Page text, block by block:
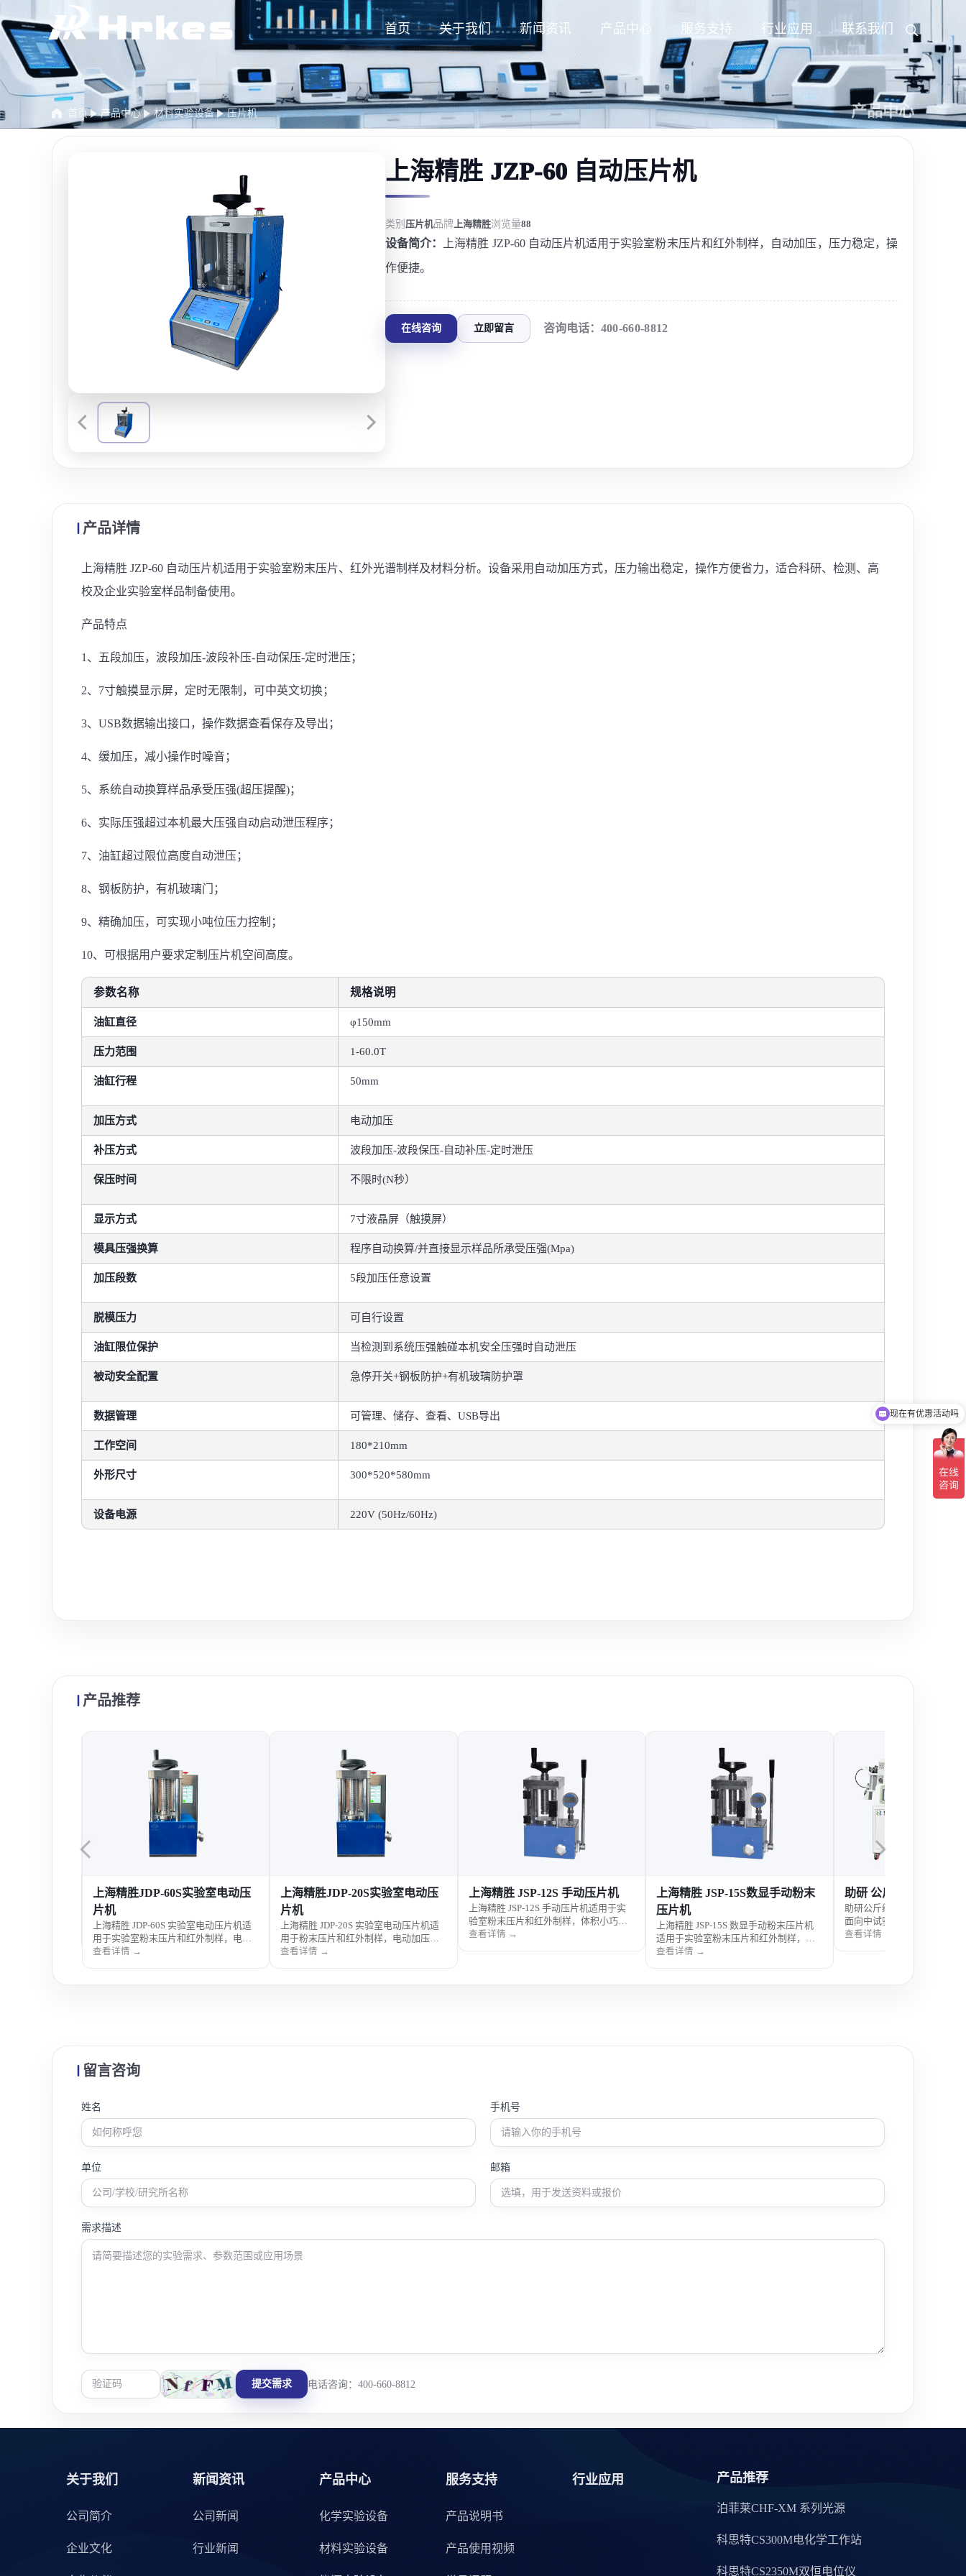
首页 关于我们 新闻资讯 产品中心 服务支持 行业应用 联系我们
首页 产品中心 材料实验设备 压片机 产品中心
上海精胜 JZP-60 自动压片机
类别 压片机品牌上海精胜浏览量88
设备简介：
上海精胜 JZP-60 自动压片机适用于实验室粉末压片和红外制样，自动加压，压力稳定，操
作便捷。
在线咨询 立即留言 咨询电话： 400-660-8812
产品详情
上海精胜 JZP-60 自动压片机适用于实验室粉末压片、红外光谱制样及材料分析。设备采用自动加压方式，压力输出稳定，操作方便省力，适合科研、检测、高
校及企业实验室样品制备使用。
产品特点
1、五段加压，波段加压-波段补压-自动保压-定时泄压；
2、7寸触摸显示屏，定时无限制，可中英文切换；
3、USB数据输出接口，操作数据查看保存及导出；
4、缓加压，减小操作时噪音；
5、系统自动换算样品承受压强(超压提醒)；
6、实际压强超过本机最大压强自动启动泄压程序；
7、油缸超过限位高度自动泄压；
8、钢板防护，有机玻璃门；
9、精确加压，可实现小吨位压力控制；
10、可根据用户要求定制压片机空间高度。
参数名称 规格说明
油缸直径 φ150mm
压力范围 1-60.0T
油缸行程 50mm
加压方式 电动加压
补压方式 波段加压-波段保压-自动补压-定时泄压
保压时间 不限时(N秒）
显示方式 7寸液晶屏（触摸屏）
模具压强换算 程序自动换算/并直接显示样品所承受压强(Mpa)
加压段数 5段加压任意设置
脱模压力 可自行设置
油缸限位保护 当检测到系统压强触碰本机安全压强时自动泄压
被动安全配置 急停开关+钢板防护+有机玻璃防护罩
数据管理 可管理、储存、查看、USB导出
工作空间 180*210mm
外形尺寸 300*520*580mm
设备电源 220V (50Hz/60Hz)
产品推荐
上海精胜JDP-60S实验室电动压
片机
上海精胜 JDP-60S 实验室电动压片机适
用于实验室粉末压片和红外制样，电动
加压稳定省力，适合样品制备。
查看详情 →
上海精胜JDP-20S实验室电动压
片机
上海精胜 JDP-20S 实验室电动压片机适
用于粉末压片和红外制样，电动加压省
力稳定，适合实验室样品制备。
查看详情 →
上海精胜 JSP-12S 手动压片机
上海精胜 JSP-12S 手动压片机适用于实
验室粉末压片和红外制样，体积小巧，
操作方便，适合日常实验室制样。
查看详情 →
上海精胜 JSP-15S数显手动粉末
压片机
上海精胜 JSP-15S 数显手动粉末压片机
适用于实验室粉末压片和红外制样，数
显读数直观，操作简单方便。
查看详情 →
助研 公斤级回转炉
助研公斤级回转炉 ZYR-
面向中试验证与科研放大的
回转热处理设备，最高工作
查看详情 →
留言咨询
姓名 手机号
单位 邮箱
需求描述
提交需求 电话咨询：400-660-8812
关于我们
公司简介
企业文化
新闻资讯
公司新闻
行业新闻
产品中心
化学实验设备
材料实验设备
服务支持
产品说明书
产品使用视频
行业应用 产品推荐
泊菲莱CHF-XM 系列光源
科思特CS300M电化学工作站
科思特CS2350M双恒电位仪
可以介绍下你们的产品么